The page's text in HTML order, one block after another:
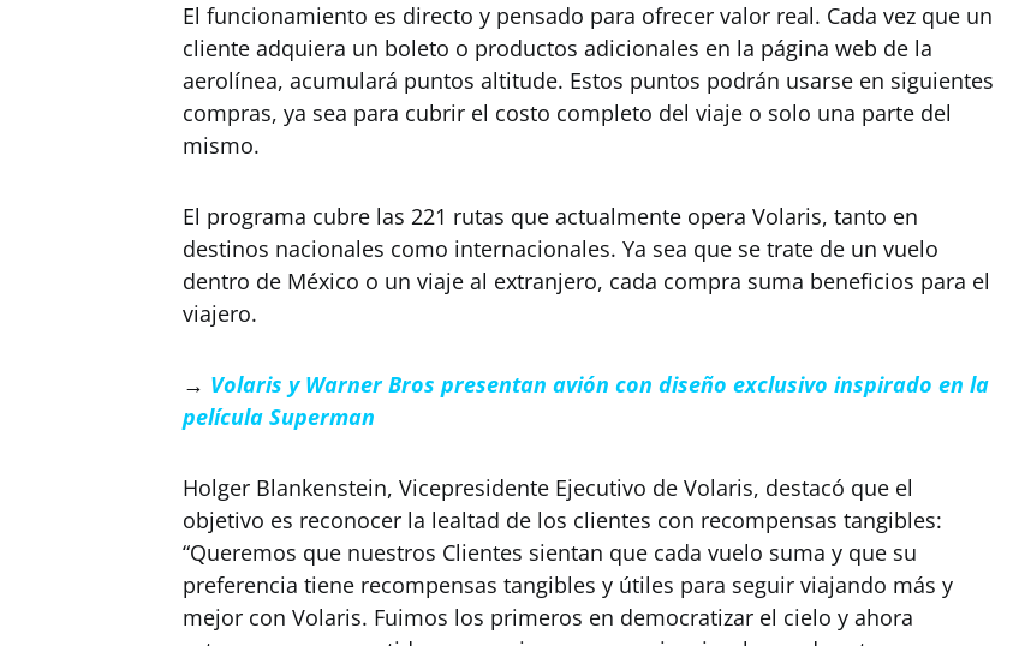
El funcionamiento es directo y pensado para ofrecer valor real. Cada vez que un
cliente adquiera un boleto o productos adicionales en la página web de la
aerolínea, acumulará puntos altitude. Estos puntos podrán usarse en siguientes
compras, ya sea para cubrir el costo completo del viaje o solo una parte del
mismo.
El programa cubre las 221 rutas que actualmente opera Volaris, tanto en
destinos nacionales como internacionales. Ya sea que se trate de un vuelo
dentro de México o un viaje al extranjero, cada compra suma beneficios para el
viajero.
→ Volaris y Warner Bros presentan avión con diseño exclusivo inspirado en la
película Superman
Holger Blankenstein, Vicepresidente Ejecutivo de Volaris, destacó que el
objetivo es reconocer la lealtad de los clientes con recompensas tangibles:
“Queremos que nuestros Clientes sientan que cada vuelo suma y que su
preferencia tiene recompensas tangibles y útiles para seguir viajando más y
mejor con Volaris. Fuimos los primeros en democratizar el cielo y ahora